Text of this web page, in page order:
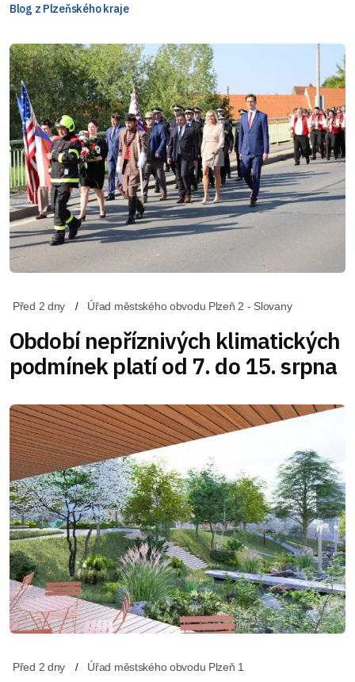
Blog z Plzeňského kraje
Před 2 dny Úřad městského obvodu Plzeň 2 - Slovany
Období nepříznivých klimatických
podmínek platí od 7. do 15. srpna
Před 2 dny Úřad městského obvodu Plzeň 1